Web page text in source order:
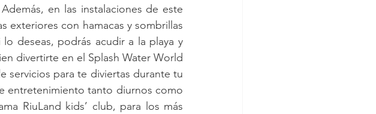
en las instalaciones de este
exteriores con hamacas y sombrillas
deseas, podrás acudir a la playa y
divertirte en el Splash Water World
servicios para te diviertas durante tu
entretenimiento tanto diurnos como
RiuLand kids’ club, para los más